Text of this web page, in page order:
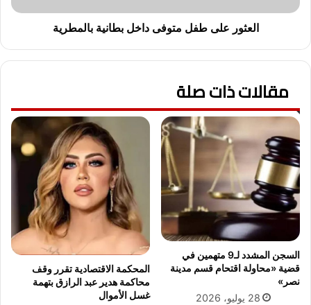
ى
م
ب
ع
د
ق
ت
ل
ه
ا
ط
ف
ل
اً
ى
ف
ى
د
ا
خ
ل
ب
ط
ا
ي
ة
ب
العثور على طفل متوفى داخل بطانية بالمطرية
مقالات ذات صلة
السجن المشدد لـ9 متهمين في
قضية «محاولة اقتحام قسم مدينة
نصر»
28 يوليو، 2026
المحكمة الاقتصادية تقرر وقف
محاكمة هدير عبد الرازق بتهمة
غسل الأموال